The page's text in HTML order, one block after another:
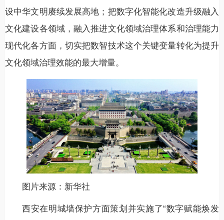
设中华文明赓续发展高地；把数字化智能化改造升级融入
文化建设各领域，融入推进文化领域治理体系和治理能力
现代化各方面，切实把数智技术这个关键变量转化为提升
文化领域治理效能的最大增量。
图片来源：新华社
西安在明城墙保护方面策划并实施了“数字赋能焕发